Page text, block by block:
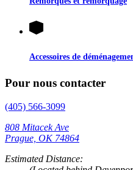
Accessoires de
Pour nous contacter
(405) 566-3099
808 Mitacek Ave
Prague, OK 74864
Estimated Distance: